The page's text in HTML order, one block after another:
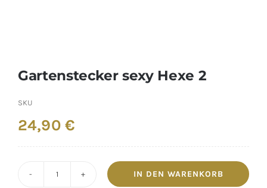
Gartenstecker sexy Hexe 2
SKU
24,90€
Gartenstecker
IN DEN WARENKORB